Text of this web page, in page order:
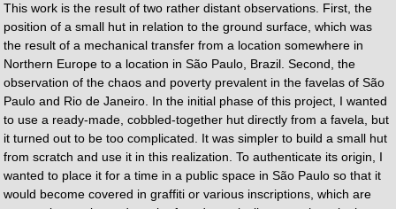
This work is the result of two rather distant observations. First, the
position of a small hut in relation to the ground surface, which was
the result of a mechanical transfer from a location somewhere in
Northern Europe to a location in São Paulo, Brazil. Second, the
observation of the chaos and poverty prevalent in the favelas of São
Paulo and Rio de Janeiro. In the initial phase of this project, I wanted
to use a ready-made, cobbled-together hut directly from a favela, but
it turned out to be too complicated. It was simpler to build a small hut
from scratch and use it in this realization. To authenticate its origin, I
wanted to place it for a time in a public space in São Paulo so that it
would become covered in graffiti or various inscriptions, which are